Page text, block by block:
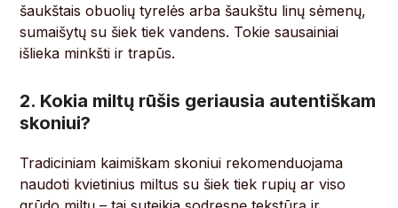
šaukštais obuolių tyrelės arba šaukštu linų sėmenų,
sumaišytų su šiek tiek vandens. Tokie sausainiai
išlieka minkšti ir trapūs.
2. Kokia miltų rūšis geriausia autentiškam
skoniui?
Tradiciniam kaimiškam skoniui rekomenduojama
naudoti kvietinius miltus su šiek tiek rupių ar viso